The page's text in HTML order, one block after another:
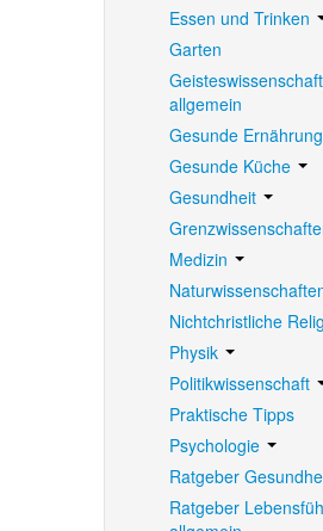
Essen und Trinken
Garten
allgemein
Gesunde Ernährung
Gesunde Küche
Gesundheit
Medizin
Nichtchristliche
Physik
Politikwissenschaft
Praktische Tipps
Psychologie
Ratgeber
Ratgeber